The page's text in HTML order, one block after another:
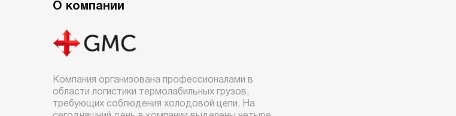
О компании
Компания организована профессионалами в
области логистики термолабильных грузов,
требующих соблюдения холодовой цепи. На